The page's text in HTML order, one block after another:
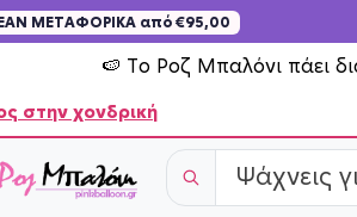
ΜΕΤΑΦΟΡΙΚΑ από €95,00
🍉 Το Ροζ Μπαλόνι πάει
στην χονδρική